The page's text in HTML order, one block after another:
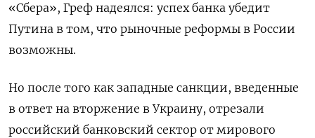
«Сбера», Греф надеялся: успех банка убедит
Путина в том, что рыночные реформы в России
возможны.
Но после того как западные санкции, введенные
в ответ на вторжение в Украину, отрезали
российский банковский сектор от мирового